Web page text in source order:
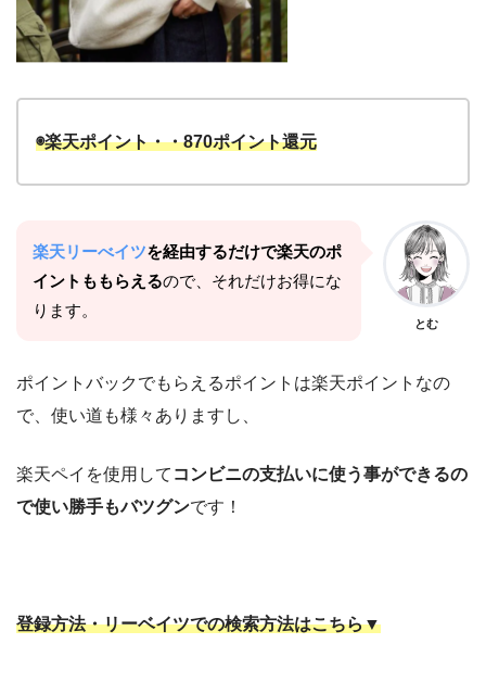
◉楽天ポイント・・870ポイント還元
楽天リーべイツを経由するだけで楽天のポ
イントももらえるので、それだけお得にな
ります。
とむ
ポイントバックでもらえるポイントは楽天ポイントなの
で、使い道も様々ありますし、
楽天ペイを使用して コンビニの支払いに使う事ができるの
で使い勝手もバツグンです！
登録方法・リーベイツでの検索方法はこちら▼